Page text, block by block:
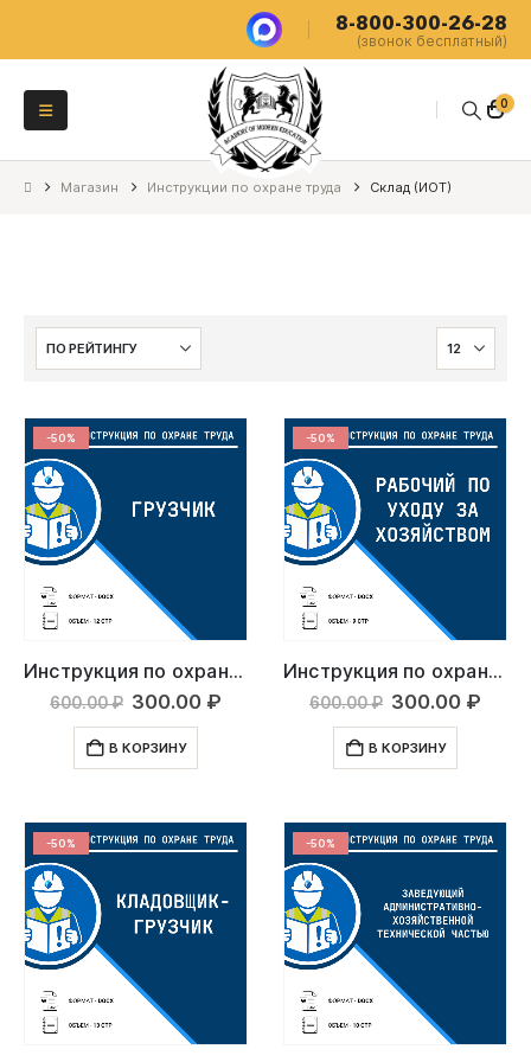
8-800-300-26-28
(звонок бесплатный)
0
Магазин Инструкции по охране труда Склад (ИОТ)
-50%
Инструкция по охране труда: Грузчик
600.00₽ Первоначальная
составляла
600.00 ₽.
300.00 ₽Текущая
В КОРЗИНУ
-50%
Инструкция по охране труда: Рабочий по уходу за хозяйством
600.00₽
составляла
600.00 ₽.
300.00 ₽
В КОРЗИНУ
-50% -50%